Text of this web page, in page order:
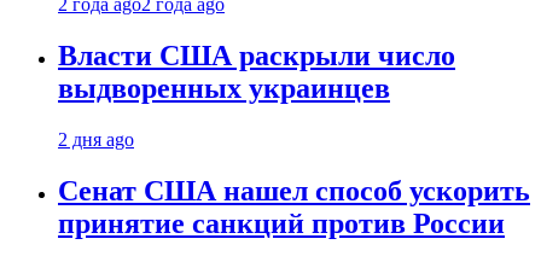
2 года ago2 года ago
Власти США раскрыли число
выдворенных украинцев
2 дня ago
Сенат США нашел способ ускорить
принятие санкций против России